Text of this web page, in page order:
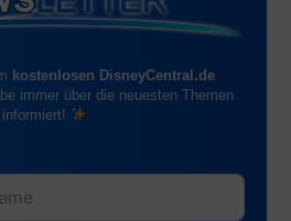
kostenlosen DisneyCentral.de
immer über die neuesten Themen
informiert!